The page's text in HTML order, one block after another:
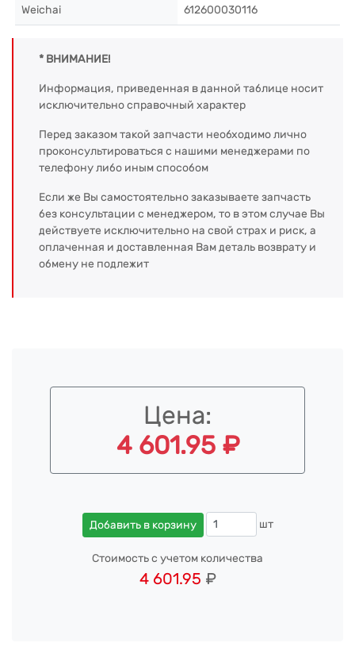
Weichai 612600030116
* ВНИМАНИЕ!
Информация, приведенная в данной таблице носит
исключительно справочный характер
Перед заказом такой запчасти необходимо лично
проконсультироваться с нашими менеджерами по
телефону либо иным способом
Если же Вы самостоятельно заказываете запчасть
без консультации с менеджером, то в этом случае Вы
действуете исключительно на свой страх и риск, а
оплаченная и доставленная Вам деталь возврату и
обмену не подлежит
Цена:
4 601.95 ₽
Добавить в корзину шт
Стоимость с учетом количества
4 601.95 ₽